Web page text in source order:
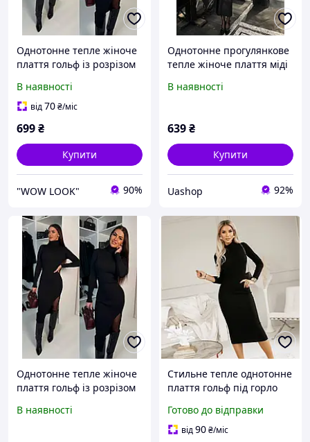
Однотонне тепле жіноче
плаття гольф із розрізом
SM LXL чорний бургунді
шоколад
В наявності
від70₴/міс
699₴
Купити
"WOW LOOK" 90%
Однотонне прогулянкове
тепле жіноче плаття міді
ангора рубчик SML
В наявності
639₴
Купити
Uashop 92%
Однотонне тепле жіноче
плаття гольф із розрізом
SM LXL чорний бургунді
В наявності
Стильне тепле однотонне
плаття гольф під горло
рукавом сукня чорне
Готово до відправки
від90₴/міс